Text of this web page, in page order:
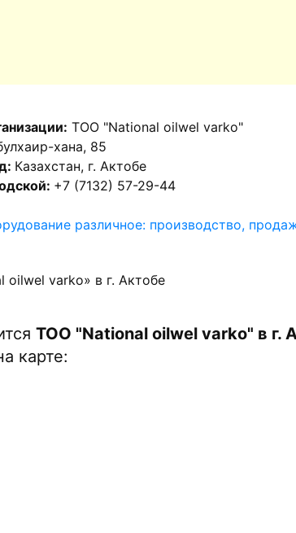
ТОО "National oilwel varko"
хана, 85
Казахстан, г. Актобе
+7 (7132) 57-29-44
различное: производство,
oilwel varko» в г. Актобе
ТОО "National oilwel varko" в г.
карте: